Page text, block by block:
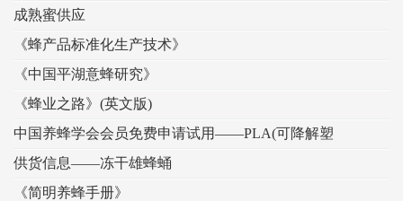
成熟蜜供应
《蜂产品标准化生产技术》
《中国平湖意蜂研究》
《蜂业之路》(英文版)
中国养蜂学会会员免费申请试用——PLA(可降解塑
供货信息——冻干雄蜂蛹
《简明养蜂手册》